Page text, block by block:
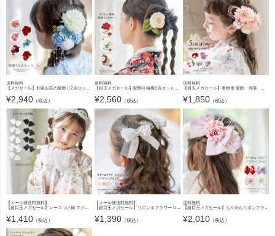
送料無料
【メガセール】和装お花の髪飾り2点セット[髪飾り造花卒業式袴結婚式成人式子供大人着物振り袖ヘアアクセ TAK
¥2,940 （税込）
送料無料
【目玉メガセール】髪飾り椿梅3点セットレトロモダンちりめん[ヘアコームUピン花成人式卒業式卒園式七五三結 TAK
¥2,560 （税込）
送料無料
【目玉メガセール】着物用 髪飾 和装 七五三 卒園 卒業式 ヘアアクセサリー TAK
¥1,850 （税込）
【メール便送料無料】
【超目玉メガセール】レースつけ袖 アクセサリー レディース キッズ その他ファッション小物 付け袖 浴衣 着物 和装小物 白 黒 キャサリンコテージ YUP12《メール便優先商品》
¥1,410 （税込）
【メール便送料無料】
【超目玉メガセール】リボン＆フラワー Uピン ヘアアレンジセット キャサリンコテージ YUP6 《メール便優先商品》
¥1,390 （税込）
送料無料
【超目玉メガセール】ちりめんリボンフラワーコーム 和装髪飾り ヘアアクセサリー キャサリンコテージ TAK
¥2,010 （税込）